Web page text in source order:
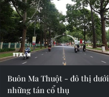
Buôn Ma Thuột - đô thị dưới
những tán cổ thụ